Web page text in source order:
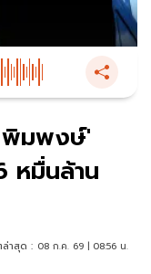
พิมพงษ์'
หมื่นล้าน
าสุด : 08 ก.ค. 69 | 08:56 น.